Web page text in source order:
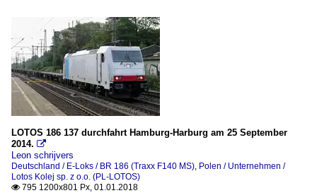
LOTOS 186 137 durchfahrt Hamburg-Harburg am 25 September
2014. 
Leon schrijvers
Deutschland / E-Loks / BR 186 (Traxx F140 MS), Polen / Unternehmen /
Lotos Kolej sp. z o.o. (PL-LOTOS)
 795 1200x801 Px, 01.01.2018